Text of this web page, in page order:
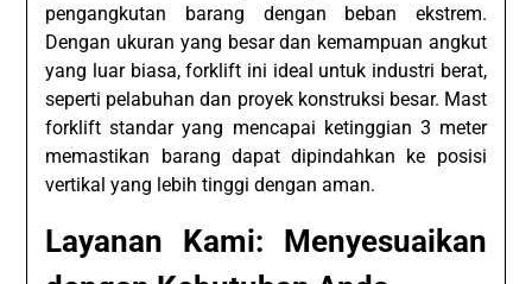
pengangkutan barang dengan beban ekstrem.
Dengan ukuran yang besar dan kemampuan angkut
yang luar biasa, forklift ini ideal untuk industri berat,
seperti pelabuhan dan proyek konstruksi besar. Mast
forklift standar yang mencapai ketinggian 3 meter
memastikan barang dapat dipindahkan ke posisi
vertikal yang lebih tinggi dengan aman.
Layanan Kami: Menyesuaikan